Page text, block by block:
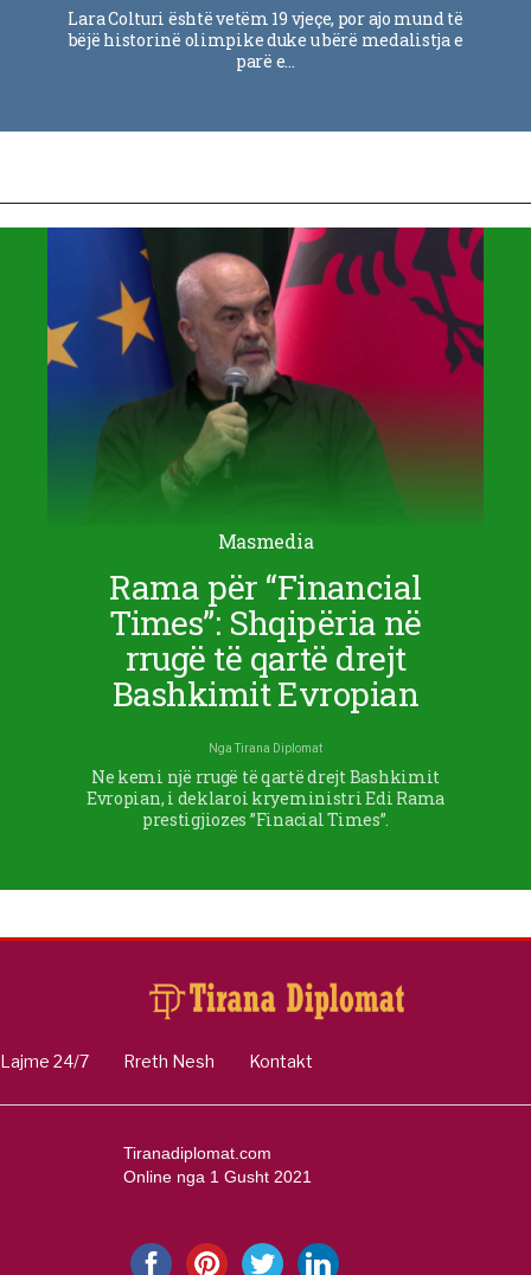
Lara Colturi është vetëm 19 vjeçe, por ajo mund të
bëjë historinë olimpike duke u bërë medalistja e
parë e…
Masmedia
Rama për “Financial
Times”: Shqipëria në
rrugë të qartë drejt
Bashkimit Evropian
NgaTirana Diplomat
Ne kemi një rrugë të qartë drejt Bashkimit
Evropian, i deklaroi kryeministri Edi Rama
prestigjiozes ”Finacial Times”.
Lajme 24/7 Rreth Nesh Kontakt
Tiranadiplomat.com
Online nga 1 Gusht 2021